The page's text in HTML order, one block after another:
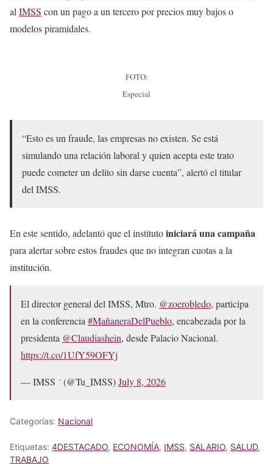
al IMSS con un pago a un tercero por precios muy bajos o
modelos piramidales.
FOTO:
Especial
“Esto es un fraude, las empresas no existen. Se está
simulando una relación laboral y quien acepta este trato
puede cometer un delito sin darse cuenta”, alertó el titular
del IMSS.
En este sentido, adelantó que el institutoiniciará una campaña
para alertar sobre estos fraudes que no integran cuotas a la
institución.
El director general del IMSS, Mtro. @zoerobledo, participa
en la conferencia #MañaneraDelPueblo, encabezada por la
presidenta @Claudiashein, desde Palacio Nacional.
https://t.co/1UfY59OFYj
— IMSS  (@Tu_IMSS)July 8, 2026
Categorías: Nacional
Etiquetas: 4DESTACADO, ECONOMÍA, IMSS, SALARIO, SALUD,
TRABAJO